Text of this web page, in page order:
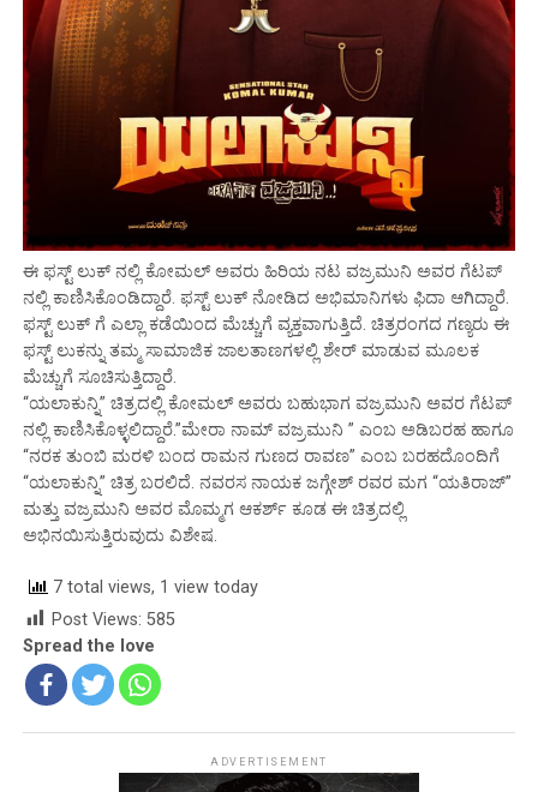
ಈ ಫಸ್ಟ್ ಲುಕ್ ನಲ್ಲಿ ಕೋಮಲ್ ಅವರು ಹಿರಿಯ ನಟ ವಜ್ರಮುನಿ ಅವರ ಗೆಟಪ್
ನಲ್ಲಿ ಕಾಣಿಸಿಕೊಂಡಿದ್ದಾರೆ. ಫಸ್ಟ್ ಲುಕ್ ನೋಡಿದ ಅಭಿಮಾನಿಗಳು ಫಿದಾ ಆಗಿದ್ದಾರೆ.
ಫಸ್ಟ್ ಲುಕ್ ಗೆ ಎಲ್ಲಾ ಕಡೆಯಿಂದ ಮೆಚ್ಚುಗೆ ವ್ಯಕ್ತವಾಗುತ್ತಿದೆ. ಚಿತ್ರರಂಗದ ಗಣ್ಯರು ಈ
ಫಸ್ಟ್ ಲುಕನ್ನು ತಮ್ಮ ಸಾಮಾಜಿಕ ಜಾಲತಾಣಗಳಲ್ಲಿ ಶೇರ್ ಮಾಡುವ ಮೂಲಕ
ಮೆಚ್ಚುಗೆ ಸೂಚಿಸುತ್ತಿದ್ದಾರೆ.
“ಯಲಾಕುನ್ನಿ” ಚಿತ್ರದಲ್ಲಿ ಕೋಮಲ್ ಅವರು ಬಹುಭಾಗ ವಜ್ರಮುನಿ ಅವರ ಗೆಟಪ್
ನಲ್ಲಿ ಕಾಣಿಸಿಕೊಳ್ಳಲಿದ್ದಾರೆ.”ಮೇರಾ ನಾಮ್ ವಜ್ರಮುನಿ ” ಎಂಬ ಅಡಿಬರಹ ಹಾಗೂ
“ನರಕ ತುಂಬಿ ಮರಳಿ ಬಂದ ರಾಮನ ಗುಣದ ರಾವಣ” ಎಂಬ ಬರಹದೊಂದಿಗೆ
“ಯಲಾಕುನ್ನಿ” ಚಿತ್ರ ಬರಲಿದೆ. ನವರಸ ನಾಯಕ ಜಗ್ಗೇಶ್ ರವರ ಮಗ “ಯತಿರಾಜ್”
ಮತ್ತು ವಜ್ರಮುನಿ ಅವರ ಮೊಮ್ಮಗ ಆಕರ್ಶ್ ಕೂಡ ಈ ಚಿತ್ರದಲ್ಲಿ
ಅಭಿನಯಿಸುತ್ತಿರುವುದು ವಿಶೇಷ.
7 total views, 1 view today
Post Views: 585
Spread the love
ADVERTISEMENT